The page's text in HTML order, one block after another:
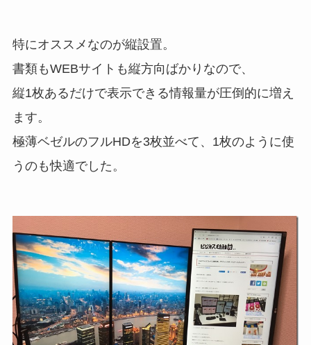
特にオススメなのが縦設置。
書類もWEBサイトも縦方向ばかりなので、
縦1枚あるだけで表示できる情報量が圧倒的に増え
ます。
極薄ベゼルのフルHDを3枚並べて、1枚のように使
うのも快適でした。